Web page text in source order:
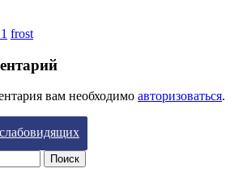
frost
вам необходимо авторизоваться.